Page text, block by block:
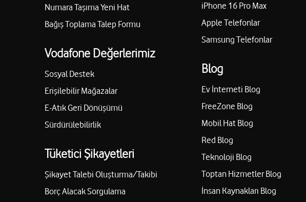
Numara Taşıma Yeni Hat
Bağış Toplama Talep Formu
Vodafone Değerlerimiz
Sosyal Destek
Erişilebilir Mağazalar
E-Atık Geri Dönüşümü
Sürdürülebilirlik
Tüketici Şikayetleri
Şikayet Talebi Oluşturma/Takibi
Borç Alacak Sorgulama
iPhone 16 Pro Max
Apple Telefonlar
Samsung Telefonlar
Blog
Ev İnterneti Blog
FreeZone Blog
Mobil Hat Blog
Red Blog
Teknoloji Blog
Toptan Hizmetler Blog
İnsan Kaynakları Blog